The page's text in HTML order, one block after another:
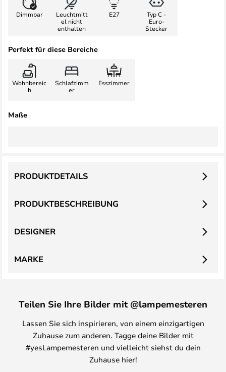
Dimmbar
Leuchtmitt
el nicht
enthalten
E27
Typ C -
Euro-
Stecker
Perfekt für diese Bereiche
Wohnbereic
h
Schlafzimm
er
Esszimmer
Maße
PRODUKTBESCHREIBUNG
PRODUKTDETAILS
DESIGNER
MARKE
Teilen Sie Ihre Bilder mit @lampemesteren
Lassen Sie sich inspirieren, von einem einzigartigen
Zuhause zum anderen. Tagge deine Bilder mit
#yesLampemesteren und vielleicht siehst du dein
Zuhause hier!